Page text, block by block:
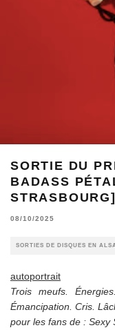
SORTIE DU
BADASS
STRASBOURG]
08/10/2025
SORTIES DE DISQUES EN
autoportrait
Trois meufs.
Émancipation. Cris.
pour les fans de : Sexy